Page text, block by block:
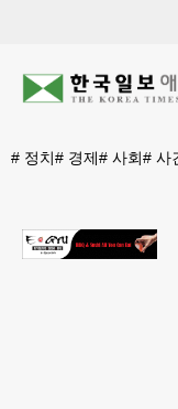
# 정치# 경제# 사회# 사